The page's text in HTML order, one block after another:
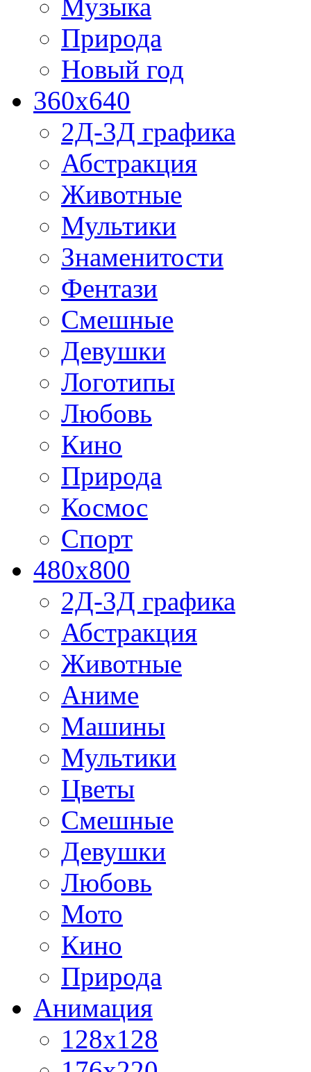
Музыка
Природа
Новый год
360x640
2Д-3Д графика
Абстракция
Животные
Мультики
Знаменитости
Фентази
Смешные
Девушки
Логотипы
Любовь
Кино
Природа
Космос
Спорт
480x800
2Д-3Д графика
Абстракция
Животные
Аниме
Машины
Мультики
Цветы
Смешные
Девушки
Любовь
Мото
Кино
Природа
Анимация
128x128